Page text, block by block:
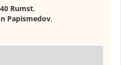
Rumst,
Papismedov,